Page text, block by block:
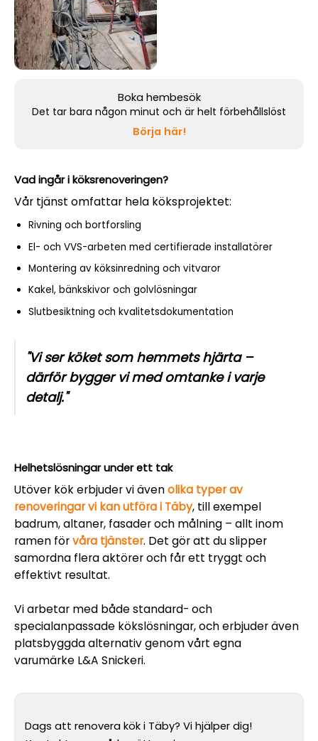
Boka hembesök
Det tar bara någon minut och är helt förbehållslöst
Börja här!
Vad ingår i köksrenoveringen?
Vår tjänst omfattar hela köksprojektet:
Rivning och bortforsling
El- och VVS-arbeten med certifierade installatörer
Montering av köksinredning och vitvaror
Kakel, bänkskivor och golvlösningar
Slutbesiktning och kvalitetsdokumentation
"Vi ser köket som hemmets hjärta –
därför bygger vi med omtanke i varje
detalj."
Helhetslösningar under ett tak
Utöver kök erbjuder vi ävenolika typer av
renoveringar vi kan utföra i Täby, till exempel
badrum, altaner, fasader och målning – allt inom
ramen förvåra tjänster. Det gör att du slipper
samordna flera aktörer och får ett tryggt och
effektivt resultat.
Vi arbetar med både standard- och
specialanpassade kökslösningar, och erbjuder även
platsbyggda alternativ genom vårt egna
varumärke L&A Snickeri.
Dags att renovera kök i Täby? Vi hjälper dig!